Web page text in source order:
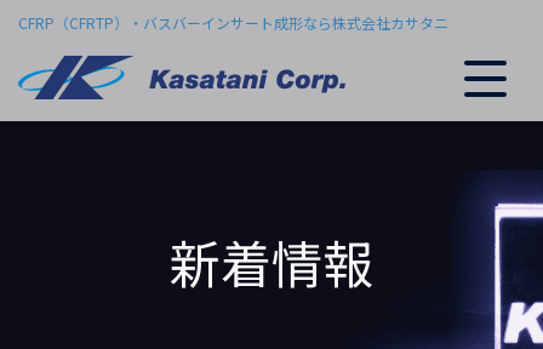
Skip
content
CFRP（CFRTP）・バスバーインサート成形なら株式会社カサタニ
新着情報